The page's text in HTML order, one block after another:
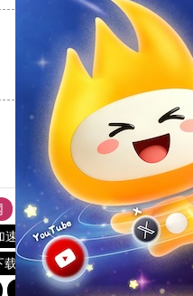
风驰加速器 旋风加速器
速器 雷霆vp加速器
老王vp
载官网 雷霆加器速
海鸥加
outline ios加速器 快连